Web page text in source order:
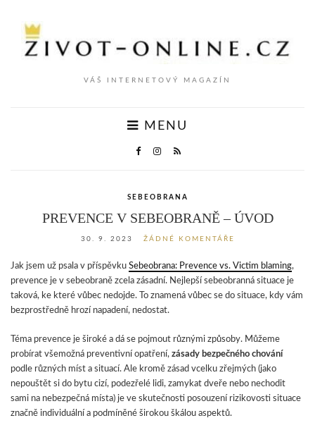
VÁŠ INTERNETOVÝ MAGAZÍN
MENU
SEBEOBRANA
PREVENCE V SEBEOBRANĚ – ÚVOD
30. 9. 2023 ŽÁDNÉ KOMENTÁŘE
Jak jsem už psala v příspěvku Sebeobrana: Prevence vs. Victim blaming,
prevence je v sebeobraně zcela zásadní. Nejlepší sebeobranná situace je
taková, ke které vůbec nedojde. To znamená vůbec se do situace, kdy vám
bezprostředně hrozí napadení, nedostat.
Téma prevence je široké a dá se pojmout různými způsoby. Můžeme
probírat všemožná preventivní opatření, zásady bezpečného chování
podle různých míst a situací. Ale kromě zásad vcelku zřejmých (jako
nepouštět si do bytu cizí, podezřelé lidi, zamykat dveře nebo nechodit
sami na nebezpečná místa) je ve skutečnosti posouzení rizikovosti situace
značně individuální a podmíněné širokou škálou aspektů.